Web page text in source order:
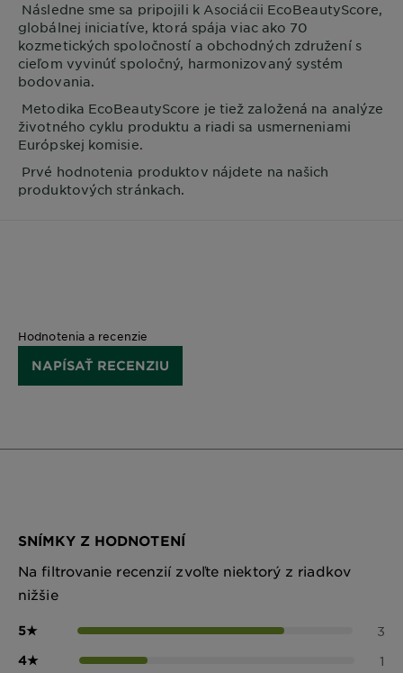
Následne sme sa pripojili k Asociácii EcoBeautyScore,
globálnej iniciatíve, ktorá spája viac ako 70
kozmetických spoločností a obchodných združení s
cieľom vyvinúť spoločný, harmonizovaný systém
bodovania.
Metodika EcoBeautyScore je tiež založená na analýze
životného cyklu produktu a riadi sa usmerneniami
Európskej komisie.
Prvé hodnotenia produktov nájdete na našich
produktových stránkach.
Hodnotenia a recenzie
NAPÍSAŤ RECENZIU
SNÍMKY Z HODNOTENÍ
Na filtrovanie recenzií zvoľte niektorý z riadkov
nižšie
5★ 3
4★ 1